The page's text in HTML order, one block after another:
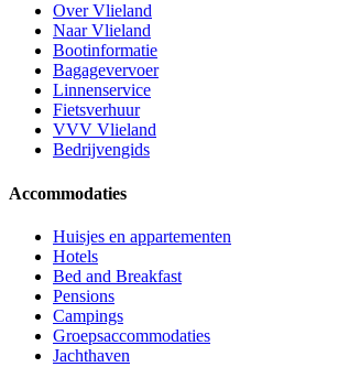
Over Vlieland
Naar Vlieland
Bootinformatie
Bagagevervoer
Linnenservice
Fietsverhuur
VVV Vlieland
Bedrijvengids
Accommodaties
Huisjes en appartementen
Hotels
Bed and Breakfast
Pensions
Campings
Groepsaccommodaties
Jachthaven